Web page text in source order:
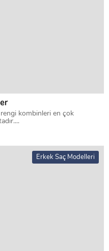
kombinleri en çok
Erkek Saç Modelleri